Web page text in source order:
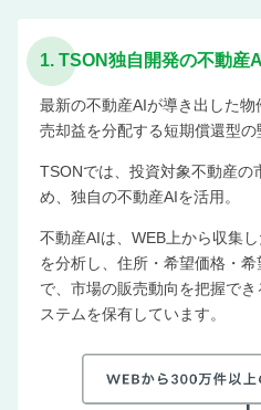
1. TSON独自開発の不動産AI
最新の不動産AIが導き出した
売却益を分配する短期償還型の
TSONでは、投資対象不動産の
め、独自の不動産AIを活用。
不動産AIは、WEB上から収集
を分析し、住所・希望価格・
で、市場の販売動向を把握で
ステムを保有しています。